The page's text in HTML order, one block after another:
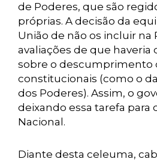
de Poderes, que são
próprias. A decisão da
União de não os incluir na
avaliações de que
sobre o descumprimento
constitucionais (como o
dos Poderes). Assim, o
deixando essa tarefa para
Nacional.
Diante desta celeuma,